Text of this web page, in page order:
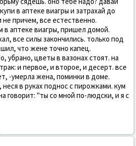
в аптеке виагры и затрахай до
причем, все естественно.
в аптеке виагры, пришел домой.
все силы закончились. только под
что жене точно капец.
убрано, цветы в вазонах стоят. на
и первое, и второе, и десерт. все
-умерла жена, поминки в доме.
в руках поднос с пирожками. кум
говорит: "ты со мной по-людски, и я с